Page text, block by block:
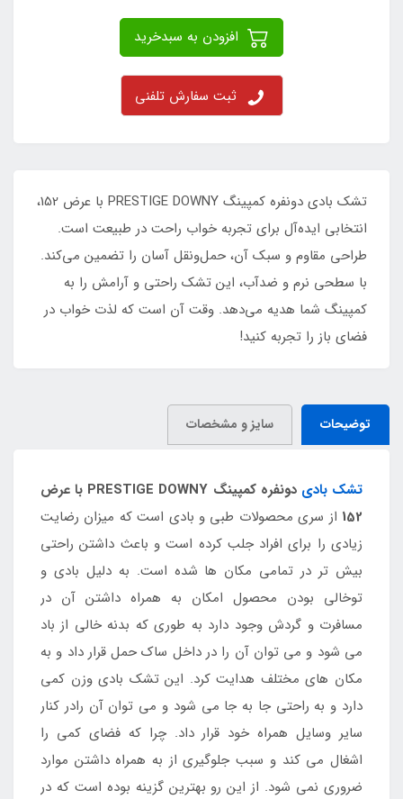
ثبت سفارش تلفنی
تشک بادی دونفره کمپینگ PRESTIGE DOWNY با عرض 152،
انتخابی ایده‌آل برای تجربه خواب راحت در طبیعت است.
طراحی مقاوم و سبک آن، حمل‌ونقل آسان را تضمین می‌کند.
با سطحی نرم و ضدآب، این تشک راحتی و آرامش را به
کمپینگ شما هدیه می‌دهد. وقت آن است که لذت خواب در
فضای باز را تجربه کنید!
توضیحات سایز و مشخصات
تشک بادی
دونفره کمپینگ PRESTIGE DOWNY با عرض
152 از سری محصولات طبی و بادی است که میزان رضایت
زیادی را برای افراد جلب کرده است و باعث داشتن راحتی
بیش تر در تمامی مکان ها شده است. به دلیل بادی و
توخالی بودن محصول امکان به همراه داشتن آن در
مسافرت و گردش وجود دارد به طوری که بدنه خالی از باد
می شود و می توان آن را در داخل ساک حمل قرار داد و به
مکان های مختلف هدایت کرد. این تشک بادی وزن کمی
دارد و به راحتی جا به جا می شود و می توان آن رادر کنار
سایر وسایل همراه خود قرار داد. چرا که فضای کمی را
اشغال می کند و سبب جلوگیری از به همراه داشتن موارد
ضروری نمی شود. از این رو بهترین گزینه بوده است که در